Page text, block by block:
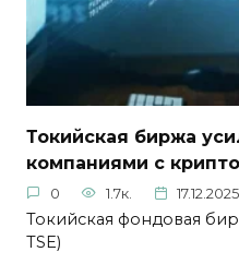
Токийская биржа
компаниями с
0 1.7к. 17.12.2025
Токийская фондовая
TSE)